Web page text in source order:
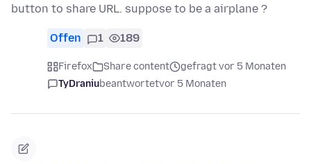
button to share URL. suppose to be a airplane ?
Offen 1 189
Firefox Share content
gefragt vor 5 Monaten
TyDraniubeantwortetvor 5 Monaten